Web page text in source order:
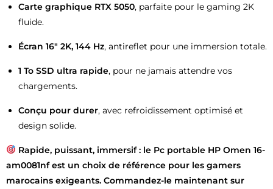
Carte graphique RTX 5050, parfaite pour le gaming 2K
fluide.
Écran 16″ 2K, 144 Hz, antireflet pour une immersion totale.
1 To SSD ultra rapide, pour ne jamais attendre vos
chargements.
Conçu pour durer, avec refroidissement optimisé et
design solide.
Rapide, puissant, immersif : le Pc portable HP Omen 16-
am0081nf est un choix de référence pour les gamers
marocains exigeants. Commandez-le maintenant sur